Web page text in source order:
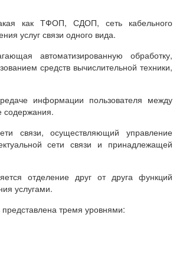
как ТФОП, СДОП, сеть кабельного
услуг связи одного вида.
автоматизированную обработку,
средств вычислительной техники,
информации пользователя между
содержания.
связи, осуществляющий управление
сети связи и принадлежащей
отделение друг от друга функций
услугами.
тремя уровнями: